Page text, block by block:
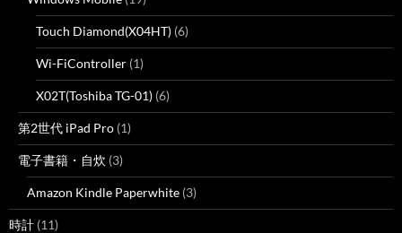
Touch Diamond(X04HT) (6)
Wi-FiController (1)
X02T(Toshiba TG-01) (6)
第2世代 iPad Pro (1)
電子書籍・自炊 (3)
Amazon Kindle Paperwhite (3)
時計 (11)